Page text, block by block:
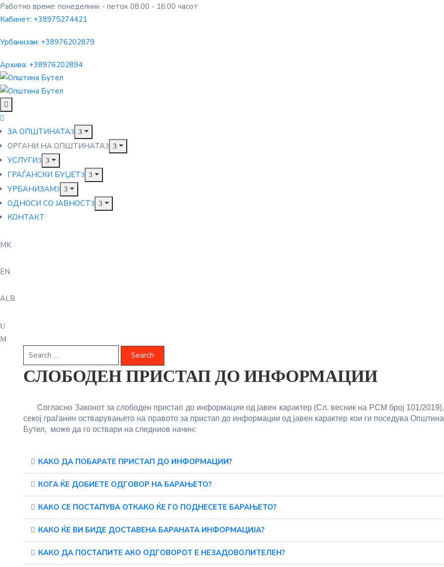
Работно време: понеделник - петок 08:00 - 16:00 часот
Кабинет: +38975274421
Урбанизам: +38976202879
Архива: +38976202894
ЗА ОПШТИНАТА
ОРГАНИ НА ОПШТИНАТА
УСЛУГИ
ГРАЃАНСКИ БУЏЕТ
УРБАНИЗАМ
ОДНОСИ СО ЈАВНОСТ
КОНТАКТ
MK
EN
ALB
СЛОБОДЕН ПРИСТАП ДО ИНФОРМАЦИИ
Согласно Законотза слободен пристап до информации од јавен карактер (Сл. весник на РСМ број 101/2019),
секој граѓанин остварувањето на правото за пристап до информации од јавен карактер кои ги поседува Општина
Бутел, може да го оствари на следниов начин:
КАКО ДА ПОБАРАТЕ ПРИСТАП ДО ИНФОРМАЦИИ?
КОГА ЌЕ ДОБИЕТЕ ОДГОВОР НА БАРАЊЕТО?
КАКО СЕ ПОСТАПУВА ОТКАКО ЌЕ ГО ПОДНЕСЕТЕ БАРАЊЕТО?
КАКО ЌЕ ВИ БИДЕ ДОСТАВЕНА БАРАНАТА ИНФОРМАЦИЈА?
КАКО ДА ПОСТАПИТЕ АКО ОДГОВОРОТ Е НЕЗАДОВОЛИТЕЛЕН?